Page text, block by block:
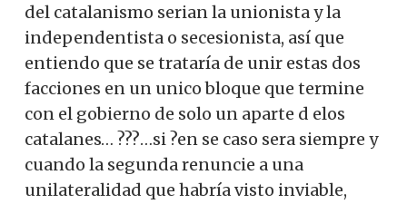
del catalanismo serian la unionista y la
independentista o secesionista, así que
entiendo que se trataría de unir estas dos
facciones en un unico bloque que termine
con el gobierno de solo un aparte d elos
catalanes… ???…si ?en se caso sera siempre y
cuando la segunda renuncie a una
unilateralidad que habría visto inviable,